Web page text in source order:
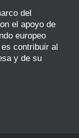
del
el apoyo de
europeo
contribuir al
y de su